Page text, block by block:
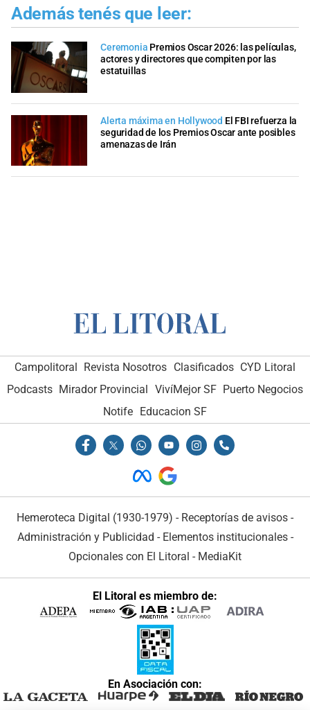
Además tenés que leer:
Ceremonia Premios Oscar 2026: las películas,
actores y directores que compiten por las
estatuillas
Alerta máxima en Hollywood El FBI refuerza la
seguridad de los Premios Oscar ante posibles
amenazas de Irán
Campolitoral Revista Nosotros Clasificados CYD Litoral
Podcasts Mirador Provincial VivíMejor SF Puerto Negocios
Notife Educacion SF
Hemeroteca Digital (1930-1979) - Receptorías de avisos -
Administración y Publicidad - Elementos institucionales-
Opcionales con El Litoral - MediaKit
El Litoral es miembro de:
En Asociación con: